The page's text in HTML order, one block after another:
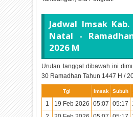
Jadwal Imsak
Natal -
2026 M
Urutan tanggal dibawah ini
30 Ramadhan Tahun 1447 H /
Tgl Imsak Subuh
1 19 Feb 2026 05:07 05:17